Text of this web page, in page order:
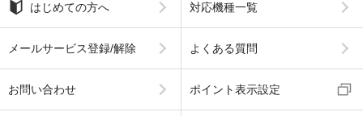
はじめての方へ 対応機種一覧
メールサービス登録/解除 よくある質問
お問い合わせ ポイント表示設定